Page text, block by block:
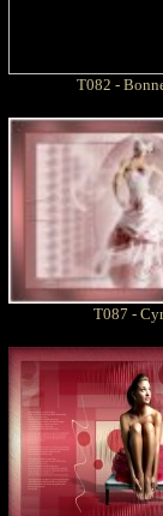
T082 -
T087 -